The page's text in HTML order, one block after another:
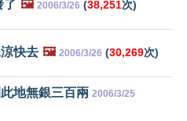
了 🖼️ 2006/3/26 (38,251次)
快去 🖼️ 2006/3/26 (30,269次)
地無銀三百兩 2006/3/25